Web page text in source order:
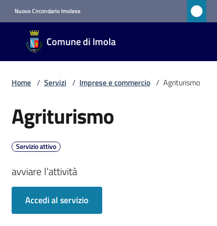
Nuovo Circondario Imolese
Comune di Imola
Comune
di Imola
RETE
Amministrazione
Novità
Servizi
Menu selezionato
Vivere
Imola
Home / Servizi / Imprese e commercio / Agriturismo
Salta al contenuto
Agriturismo
Servizio attivo
avviare l'attività
Accedi al servizio